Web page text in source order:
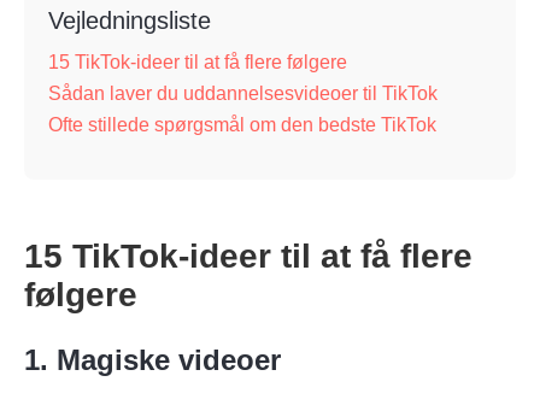
Vejledningsliste
15 TikTok-ideer til at få flere følgere
Sådan laver du uddannelsesvideoer til TikTok
Ofte stillede spørgsmål om den bedste TikTok
15 TikTok-ideer til at få flere
følgere
1. Magiske videoer